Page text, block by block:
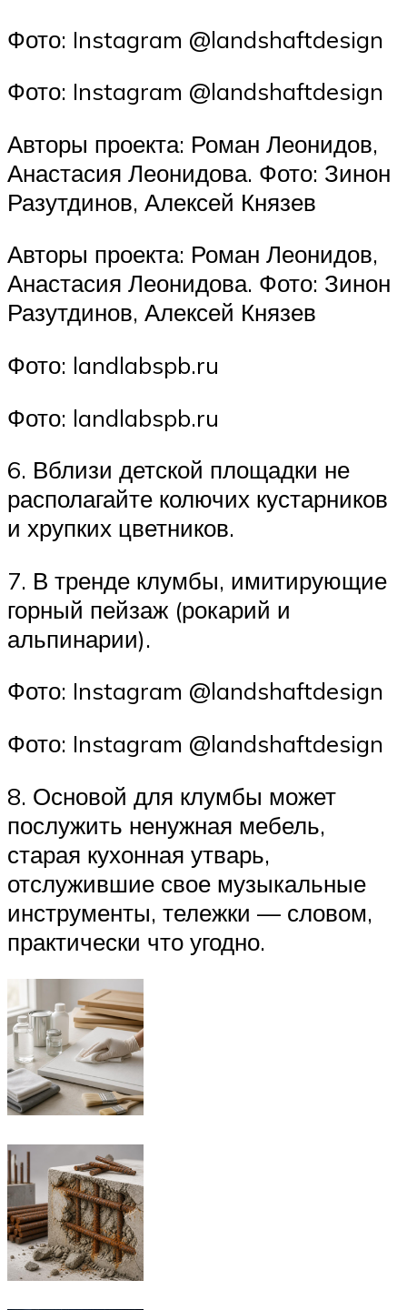
Фото: Instagram @landshaftdesign
Фото: Instagram @landshaftdesign
Авторы проекта: Роман Леонидов,
Анастасия Леонидова. Фото: Зинон
Разутдинов, Алексей Князев
Авторы проекта: Роман Леонидов,
Анастасия Леонидова. Фото: Зинон
Разутдинов, Алексей Князев
Фото: landlabspb.ru
Фото: landlabspb.ru
6. Вблизи детской площадки не
располагайте колючих кустарников
и хрупких цветников.
7. В тренде клумбы, имитирующие
горный пейзаж (рокарий и
альпинарии).
Фото: Instagram @landshaftdesign
Фото: Instagram @landshaftdesign
8. Основой для клумбы может
послужить ненужная мебель,
старая кухонная утварь,
отслужившие свое музыкальные
инструменты, тележки — словом,
практически что угодно.